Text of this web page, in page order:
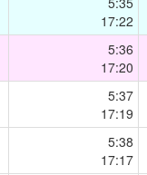
17:22
5:36
17:20
5:37
17:19
5:38
17:17